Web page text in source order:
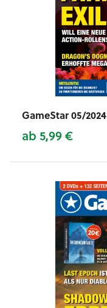
GameStar 05/2024
ab 5,99 €